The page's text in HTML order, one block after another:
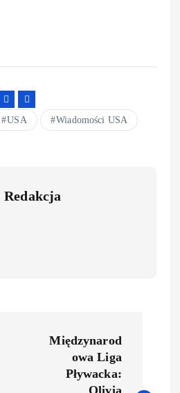
USA Wiadomości USA
Redakcja
Międzynarod
owa Liga
Pływacka: